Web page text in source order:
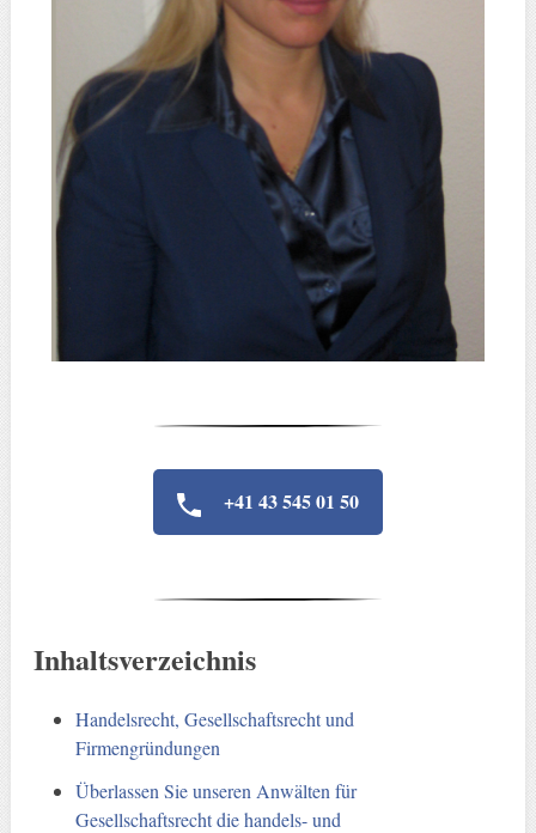
+41 43 545 01 50
Inhaltsverzeichnis
Handelsrecht, Gesellschaftsrecht und
Firmengründungen
Überlassen Sie unseren Anwälten für
Gesellschaftsrecht die handels- und